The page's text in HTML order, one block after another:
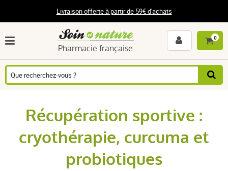
Livraison offerte à partir de 59€ d'achats
Pharmacie française
0
Récupération sportive :
cryothérapie, curcuma et
probiotiques